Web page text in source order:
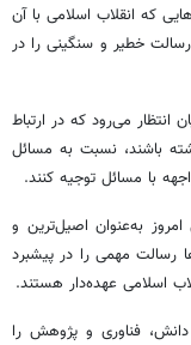
که انقلاب اسلامی با آن
خطیر و سنگینی را در
می‌رود که در ارتباط
باشند، نسبت به مسائل
با مسائل توجیه کنند.
به‌عنوان اصیل‌ترین و
مهمی را در پیشبرد
اسلامی عهده‌دار هستند.
فناوری و پژوهش را